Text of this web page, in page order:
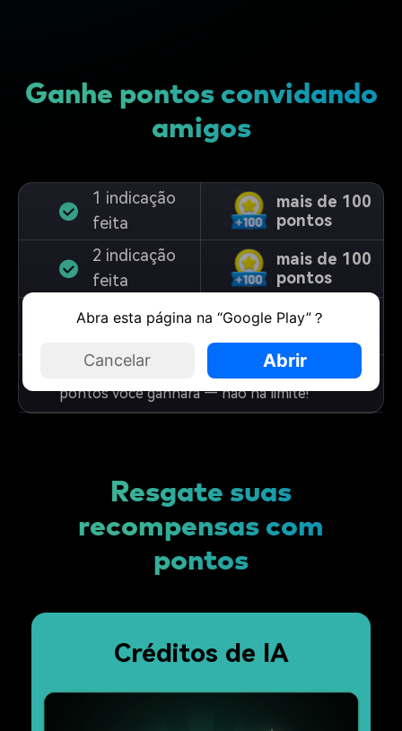
Ganhe pontos convidando
amigos
1 indicação
feita
mais de 100
pontos
2 indicação
feita
mais de 100
pontos
... ...
Quanto mais amigos você convidar, mais
pontos você ganhará — não há limite!
Resgate suas
recompensas com
pontos
Créditos de IA
Abra esta página na “Google Play”？
Cancelar Abrir